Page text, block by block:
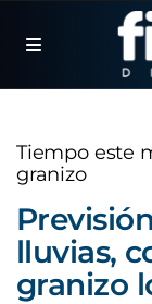
Tiempo este
granizo
lluvias,
granizo